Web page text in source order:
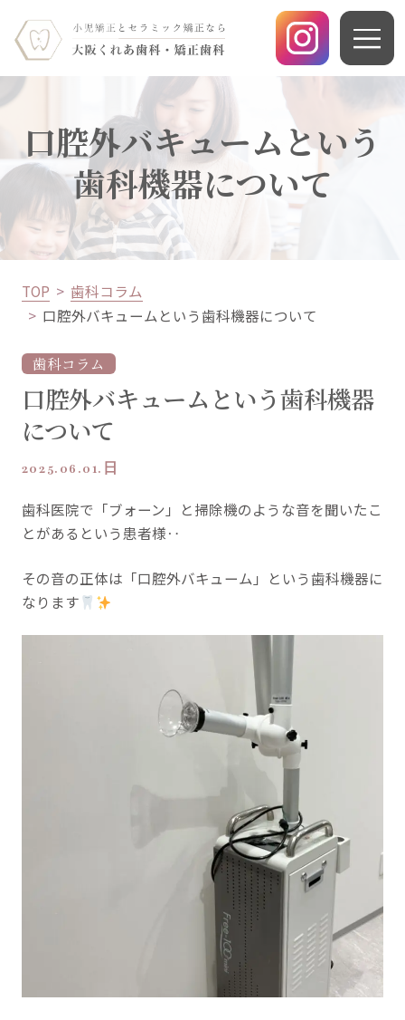
口腔外バキュームという
歯科機器について
TOP
歯科コラム
口腔外バキュームという歯科機器について
歯科コラム
口腔外バキュームという歯科機器
について
2025.06.01.日
歯科医院で「ブォーン」と掃除機のような音を聞いたこ
とがあるという患者様‥
その音の正体は「口腔外バキューム」という歯科機器に
なります